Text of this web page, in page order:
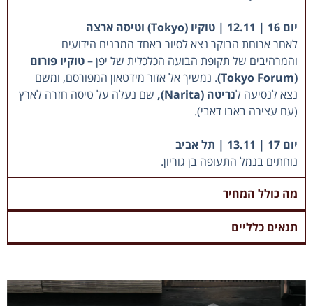
יום 16 | 12.11 | טוקיו (Tokyo) וטיסה ארצה
לאחר ארוחת הבוקר נצא לסיור באחד המבנים הידועים
והמרהיבים של תקופת הבועה הכלכלית של יפן –טוקיו פורום
(Tokyo Forum)
. נמשיך אל אזור מידטאון המפורסם, ומשם
נצא לנסיעה לנריטה (Narita),
שם נעלה על טיסה חזרה לארץ
(עם עצירה באבו דאבי).
יום 17 | 13.11 | תל אביב
נוחתים בנמל התעופה בן גוריון.
מה כולל המחיר
תנאים כלליים